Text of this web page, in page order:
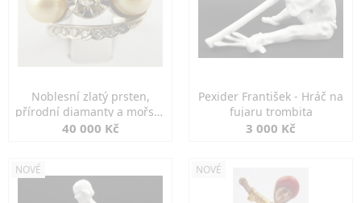
Noblesní zlatý prsten,
přírodní diamanty a mořské
perly
40 000 Kč
Pexider František - Hráč na
fujaru trombita
3 000 Kč
NOVÉ NOVÉ